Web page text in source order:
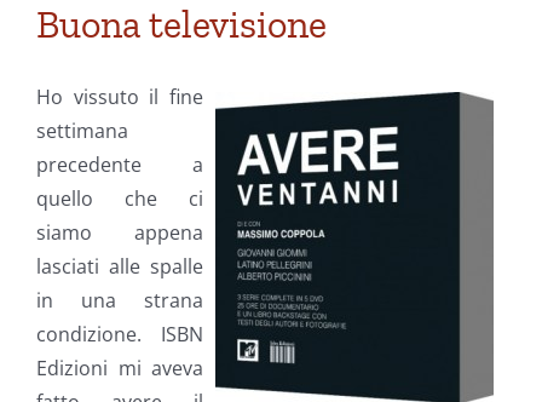
Buona televisione
Ho vissuto il fine
settimana
precedente a
quello che ci
siamo appena
lasciati alle spalle
in una strana
condizione. ISBN
Edizioni mi aveva